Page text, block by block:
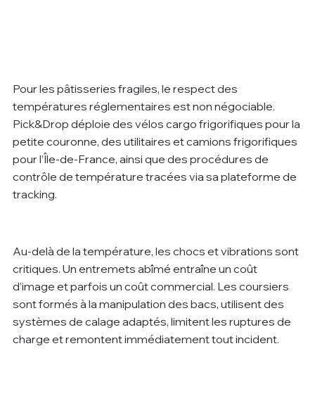
Pour les pâtisseries fragiles, le respect des
températures réglementaires est non négociable.
Pick&Drop déploie des vélos cargo frigorifiques pour la
petite couronne, des utilitaires et camions frigorifiques
pour l’Île-de-France, ainsi que des procédures de
contrôle de température tracées via sa plateforme de
tracking.
Au-delà de la température, les chocs et vibrations sont
critiques. Un entremets abîmé entraîne un coût
d’image et parfois un coût commercial. Les coursiers
sont formés à la manipulation des bacs, utilisent des
systèmes de calage adaptés, limitent les ruptures de
charge et remontent immédiatement tout incident.